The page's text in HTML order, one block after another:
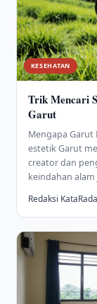
KESEHATAN
Trik Mencari
Garut
Mengapa Garut
estetik Garut
creator dan
keindahan alam
Redaksi